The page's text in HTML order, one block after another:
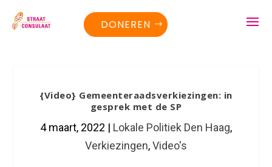
DONEREN
{Video} Gemeenteraadsverkiezingen: in
gesprek met de SP
4 maart, 2022 | Lokale Politiek Den Haag,
Verkiezingen,Video's